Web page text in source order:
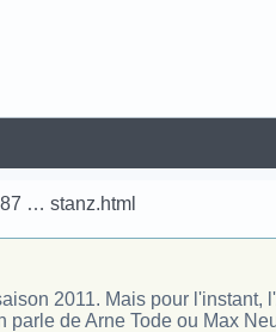
… stanz.html
2011. Mais pour
de Arne Tode ou Max